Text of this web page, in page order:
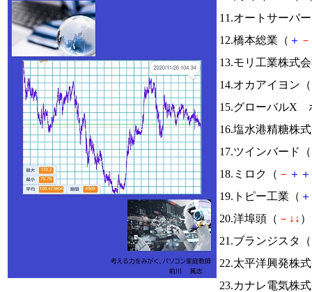
11.オートサーバ
12.橋本総業（ ＋ －
13.モリ工業株式
14.オカアイヨン（
15.グローバルX
16.塩水港精糖株
17.ツインバード（
18.ミロク（ － ＋ ＋
19.トピー工業（ ＋
20.洋埠頭（ － ↓ ↓
21.ブランジスタ（
22.太平洋興発株
23.カナレ電気株